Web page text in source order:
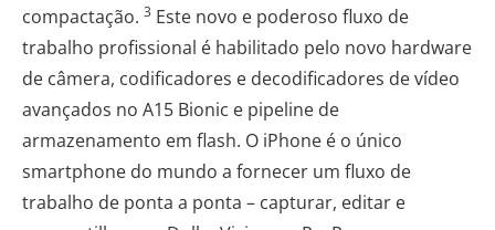
compactação. 3 Este novo e poderoso fluxo de
trabalho profissional é habilitado pelo novo hardware
de câmera, codificadores e decodificadores de vídeo
avançados no A15 Bionic e pipeline de
armazenamento em flash. O iPhone é o único
smartphone do mundo a fornecer um fluxo de
trabalho de ponta a ponta – capturar, editar e